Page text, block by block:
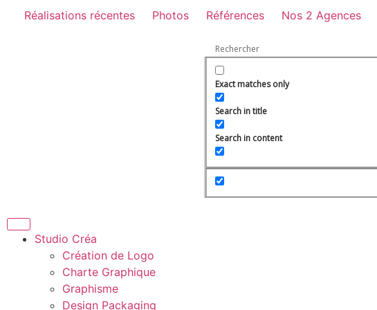
Réalisations récentes Photos Références Nos 2 Agences
Exact matches only
Search in title
Search in content
Studio Créa
Création de Logo
Charte Graphique
Graphisme
Design Packaging